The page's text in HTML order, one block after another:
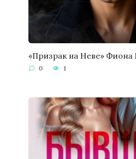
«Призрак на Неве» Фиона
0 1